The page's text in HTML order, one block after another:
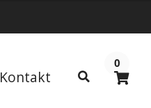
Kontakt
Søg
0